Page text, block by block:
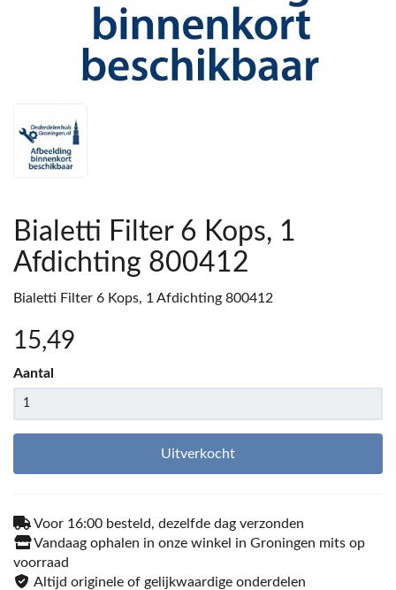
Bialetti Filter 6 Kops, 1
Afdichting 800412
Bialetti Filter 6 Kops, 1 Afdichting 800412
15,49
Aantal
Uitverkocht
Voor 16:00 besteld, dezelfde dag verzonden
Vandaag ophalen in onze winkel in Groningen mits op
voorraad
Altijd originele of gelijkwaardige onderdelen